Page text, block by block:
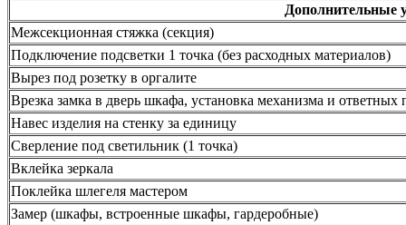
Дополнительные
Межсекционная стяжка (секция)
Подключение подсветки 1 точка (без расходных материалов)
Вырез под розетку в оргалите
Врезка замка в дверь шкафа, установка механизма и ответных
Навес изделия на стенку за единицу
Сверление под светильник (1 точка)
Вклейка зеркала
Поклейка шлегеля мастером
Замер (шкафы, встроенные шкафы, гардеробные)